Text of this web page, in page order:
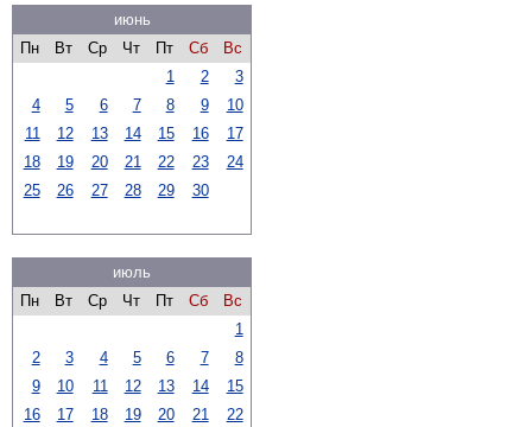
июнь
Пн
Вт Ср Чт Пт Сб
Вс
1
2
3
4
5 6 7 8 9
10
11
12 13 14 15 16
17
18
19 20 21 22 23
24
25
26 27 28 29 30
июль
Пн
Вт Ср Чт Пт Сб
Вс
1
2
3 4 5 6 7
8
9
10 11 12 13 14
15
16
17 18 19 20 21
22